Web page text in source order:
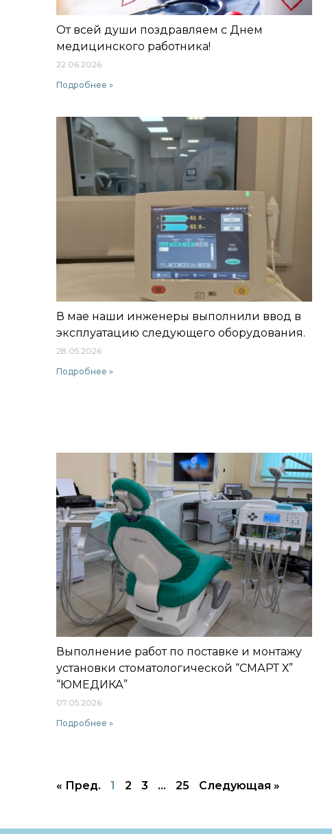
От всей души поздравляем с Днем
медицинского работника!
22.06.2026
Подробнее »
В мае наши инженеры выполнили ввод в
эксплуатацию следующего оборудования.
28.05.2026
Подробнее »
Выполнение работ по поставке и монтажу
установки стоматологической “СМАРТ Х”
“ЮМЕДИКА”
07.05.2026
Подробнее »
« Пред. 1 2 3 … 25 Следующая »